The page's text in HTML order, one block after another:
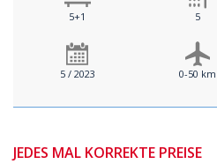
5+1 5
5 / 2023 0-50 km
JEDES MAL KORREKTE PREISE